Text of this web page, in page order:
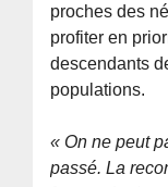
proches des
profiter en
descendants
populations.
« On ne peut
passé. La